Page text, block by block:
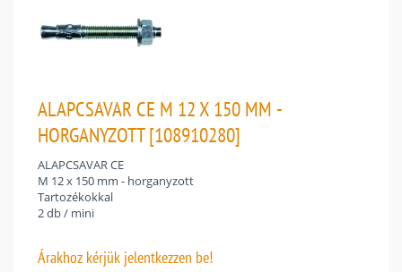
ALAPCSAVAR CE M 12 X 150 MM -
HORGANYZOTT [108910280]
ALAPCSAVAR CE
M 12 x 150 mm - horganyzott
Tartozékokkal
2 db / mini
Árakhoz kérjük jelentkezzen be!